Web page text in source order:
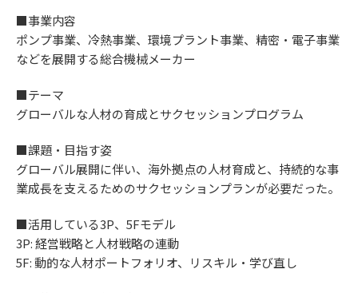
■事業内容
ポンプ事業、冷熱事業、環境プラント事業、精密・電子事業
などを展開する総合機械メーカー
■テーマ
グローバルな人材の育成とサクセッションプログラム
■課題・目指す姿
グローバル展開に伴い、海外拠点の人材育成と、持続的な事
業成長を支えるためのサクセッションプランが必要だった。
■活用している3P、5Fモデル
3P: 経営戦略と人材戦略の連動
5F: 動的な人材ポートフォリオ、リスキル・学び直し